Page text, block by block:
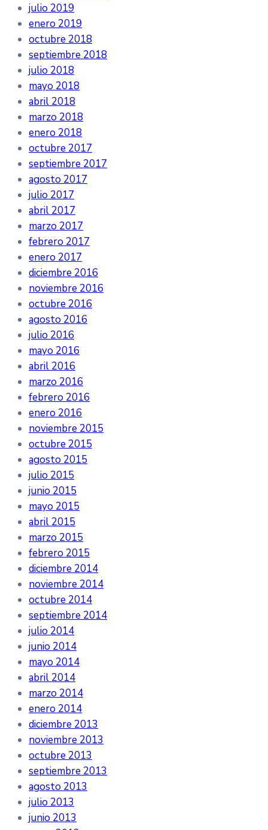
julio 2019
enero 2019
octubre 2018
septiembre 2018
julio 2018
mayo 2018
abril 2018
marzo 2018
enero 2018
octubre 2017
septiembre 2017
agosto 2017
julio 2017
abril 2017
marzo 2017
febrero 2017
enero 2017
diciembre 2016
noviembre 2016
octubre 2016
agosto 2016
julio 2016
mayo 2016
abril 2016
marzo 2016
febrero 2016
enero 2016
noviembre 2015
octubre 2015
agosto 2015
julio 2015
junio 2015
mayo 2015
abril 2015
marzo 2015
febrero 2015
diciembre 2014
noviembre 2014
octubre 2014
septiembre 2014
julio 2014
junio 2014
mayo 2014
abril 2014
marzo 2014
enero 2014
diciembre 2013
noviembre 2013
octubre 2013
septiembre 2013
agosto 2013
julio 2013
junio 2013